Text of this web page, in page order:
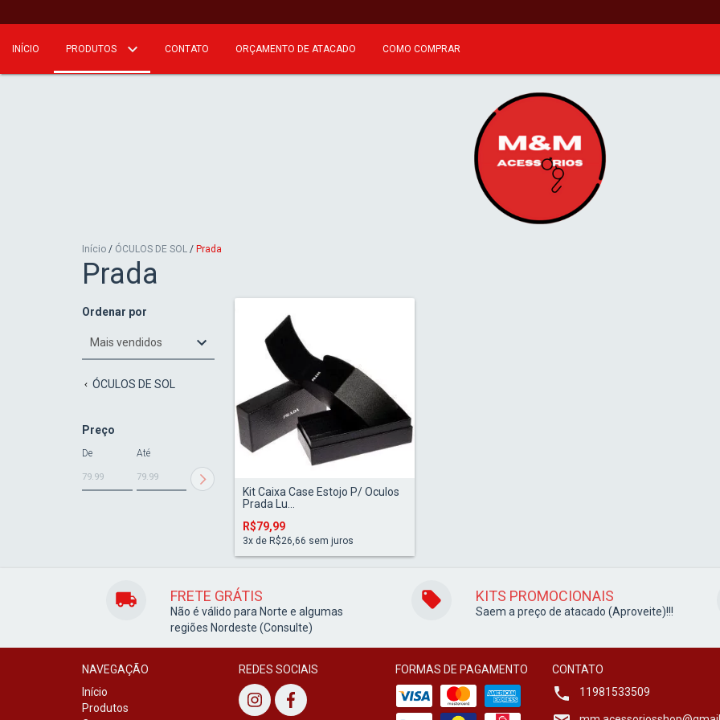
INÍCIO PRODUTOS CONTATO ORÇAMENTO DE ATACADO COMO COMPRAR
Início / ÓCULOS DE SOL / Prada
Prada
Ordenar por
ÓCULOS DE SOL
Preço
De Até
Kit Caixa Case Estojo P/ Oculos
Prada Lu...
R$79,99
3x de R$26,66 sem juros
FRETE GRÁTIS
Não é válido para Norte e algumas
regiões Nordeste (Consulte)
KITS PROMOCIONAIS
Saem a preço de atacado (Aproveite)!!!
NAVEGAÇÃO
Início
Produtos
REDES SOCIAIS FORMAS DE PAGAMENTO
CONTATO
11981533509